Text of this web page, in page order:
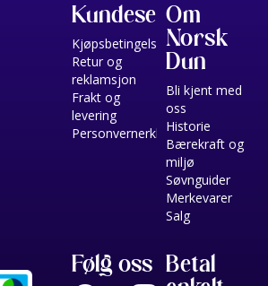
Kundeservice
Kjøpsbetingelser
Retur og
reklamsjon
Frakt og
levering
Personvernerklæring
Om
Norsk
Dun
Bli kjent med
oss
Historie
Bærekraft og
miljø
Søvnguider
Merkevarer
Salg
Følg oss Betal